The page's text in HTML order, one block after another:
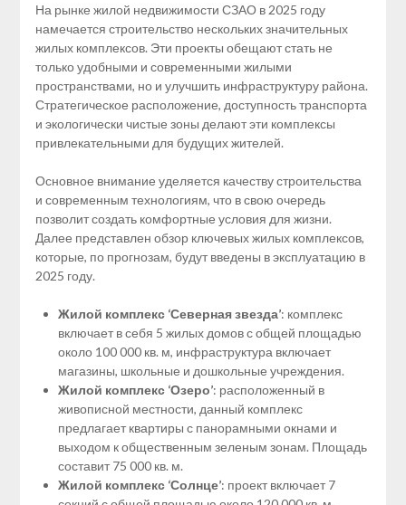
На рынке жилой недвижимости СЗАО в 2025 году
намечается строительство нескольких значительных
жилых комплексов. Эти проекты обещают стать не
только удобными и современными жилыми
пространствами, но и улучшить инфраструктуру района.
Стратегическое расположение, доступность транспорта
и экологически чистые зоны делают эти комплексы
привлекательными для будущих жителей.
Основное внимание уделяется качеству строительства
и современным технологиям, что в свою очередь
позволит создать комфортные условия для жизни.
Далее представлен обзор ключевых жилых комплексов,
которые, по прогнозам, будут введены в эксплуатацию в
2025 году.
Жилой комплекс ‘Северная звезда’: комплекс
включает в себя 5 жилых домов с общей площадью
около 100 000 кв. м, инфраструктура включает
магазины, школьные и дошкольные учреждения.
Жилой комплекс ‘Озеро’: расположенный в
живописной местности, данный комплекс
предлагает квартиры с панорамными окнами и
выходом к общественным зеленым зонам. Площадь
составит 75 000 кв. м.
Жилой комплекс ‘Солнце’: проект включает 7